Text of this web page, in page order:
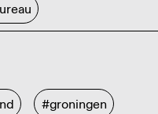
#groningen